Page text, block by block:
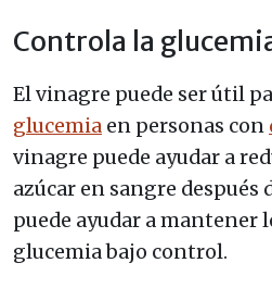
Controla la
El vinagre puede ser útil
glucemia en personas con
vinagre puede ayudar a
azúcar en sangre después
puede ayudar a mantener
glucemia bajo control.